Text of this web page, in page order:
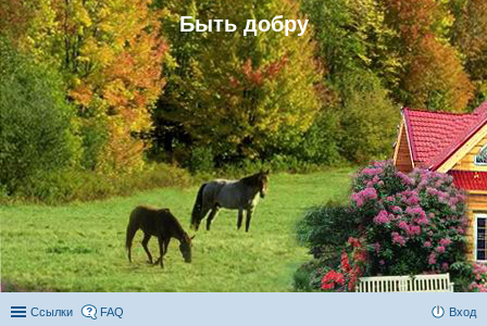
Быть добру
Ссылки FAQ Вход